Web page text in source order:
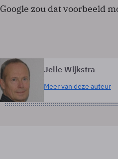
Google zou dat voorbeeld
Jelle Wijkstra
Meer van deze auteur